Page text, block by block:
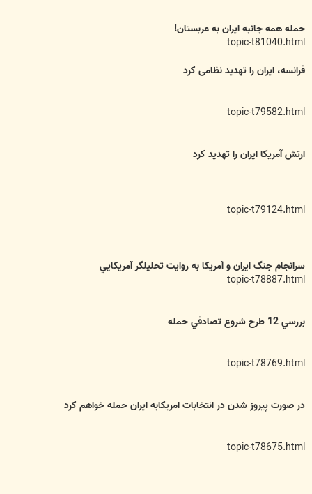
حمله همه جانبه ايران به عربستان!
topic-t81040.html
فرانسه، ایران را تهدید نظامی کرد
topic-t79582.html
ارتش آمريکا ايران را تهديد کرد
topic-t79124.html
سرانجام جنگ ايران و آمريكا به روايت تحليلگر آمريكايي
topic-t78887.html
بررسي 12 طرح شروع تصادفي حمله
topic-t78769.html
در صورت پیروز شدن در انتخابات امریکابه ایران حمله خواهم کرد
topic-t78675.html